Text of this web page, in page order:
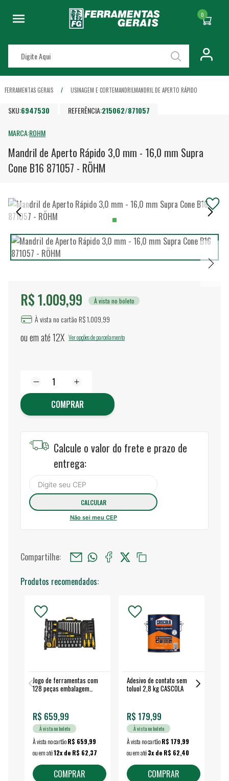
0
FERRAMENTAS GERAIS USINAGEM E CORTEMANDRILMANDRIL DE APERTO RÁPIDO
SKU:6947530 REFERÊNCIA:215062/871057
MARCA:ROHM
Mandril de Aperto Rápido 3,0 mm - 16,0 mm Supra
Cone B16 871057 - RÖHM
R$ 1.009,99 À vista no boleto
À vista no cartão R$ 1.009,99
ou em até12X Ver opções de parcelamento
COMPRAR
Calcule o valor do frete e prazo de
entrega:
Não sei meu CEP
Compartilhe:
Produtos recomendados:
Jogo de ferramentas com
128 peças embalagem
R$ 659,99
À vista no boleto
À vista no cartãoR$ 659,99
ou em até12x de R$ 62,37
COMPRAR
Adesivo de contato sem
toluol 2,8 kg CASCOLA
R$ 179,99
À vista no boleto
À vista no cartãoR$ 179,99
ou em até3x de R$ 62,40
COMPRAR